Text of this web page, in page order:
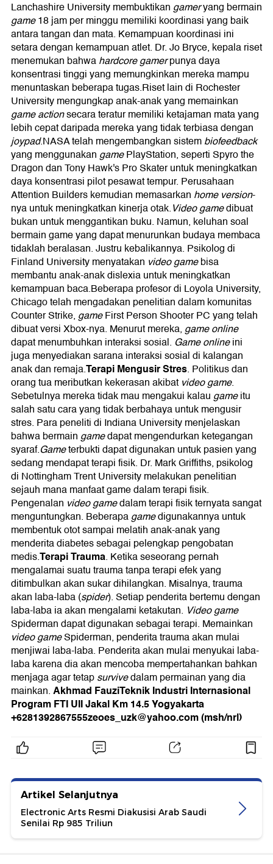
Lanchashire University membuktikangameryang bermain
game18 jam per minggu memiliki koordinasi yang baik
antara tangan dan mata. Kemampuan koordinasi ini
setara dengan kemampuan atlet. Dr. Jo Bryce, kepala riset
menemukan bahwahardcore gamerpunya daya
konsentrasi tinggi yang memungkinkan mereka mampu
menuntaskan beberapa tugas.Riset lain di Rochester
University mengungkap anak-anak yang memainkan
game actionsecara teratur memiliki ketajaman mata yang
lebih cepat daripada mereka yang tidak terbiasa dengan
joypad.NASA telah mengembangkan sistembiofeedback
yang menggunakangamePlayStation, seperti Spyro the
Dragon dan Tony Hawk's Pro Skater untuk meningkatkan
daya konsentrasi pilot pesawat tempur. Perusahaan
Attention Builders kemudian memasarkan home version-
nya untuk meningkatkan kinerja otak.Video gamedibuat
bukan untuk menggantikan buku. Namun, keluhan soal
bermain game yang dapat menurunkan budaya membaca
tidaklah beralasan. Justru kebalikannya. Psikolog di
Finland University menyatakan video gamebisa
membantu anak-anak dislexia untuk meningkatkan
kemampuan baca.Beberapa profesor di Loyola University,
Chicago telah mengadakan penelitian dalam komunitas
Counter Strike,gameFirst Person Shooter PC yang telah
dibuat versi Xbox-nya. Menurut mereka,game online
dapat menumbuhkan interaksi sosial. Game onlineini
juga menyediakan sarana interaksi sosial di kalangan
anak dan remaja.Terapi Mengusir Stres. Politikus dan
orang tua meributkan kekerasan akibat video game.
Sebetulnya mereka tidak mau mengakui kalaugameitu
salah satu cara yang tidak berbahaya untuk mengusir
stres. Para peneliti di Indiana University menjelaskan
bahwa bermaingamedapat mengendurkan ketegangan
syaraf.Gameterbukti dapat digunakan untuk pasien yang
sedang mendapat terapi fisik. Dr. Mark Griffiths, psikolog
di Nottingham Trent University melakukan penelitian
sejauh mana manfaat game dalam terapi fisik.
Pengenalan video gamedalam terapi fisik ternyata sangat
menguntungkan. Beberapagamedigunakannya untuk
membentuk otot sampai melatih anak-anak yang
menderita diabetes sebagai pelengkap pengobatan
medis.Terapi Trauma. Ketika seseorang pernah
mengalamai suatu trauma tanpa terapi efek yang
ditimbulkan akan sukar dihilangkan. Misalnya, trauma
akan laba-laba (spider). Setiap penderita bertemu dengan
laba-laba ia akan mengalami ketakutan. Video game
Spiderman dapat digunakan sebagai terapi. Memainkan
video gameSpiderman, penderita trauma akan mulai
menjiwai laba-laba. Penderita akan mulai menyukai laba-
laba karena dia akan mencoba mempertahankan bahkan
menjaga agar tetapsurvivedalam permainan yang dia
mainkan.Akhmad FauziTeknik Industri Internasional
Program FTI UII Jakal Km 14.5 Yogyakarta
+6281392867555zeoes_uzk@yahoo.com(msh/nrl)
Artikel Selanjutnya
Electronic Arts Resmi Diakusisi Arab Saudi
Senilai Rp 985 Triliun